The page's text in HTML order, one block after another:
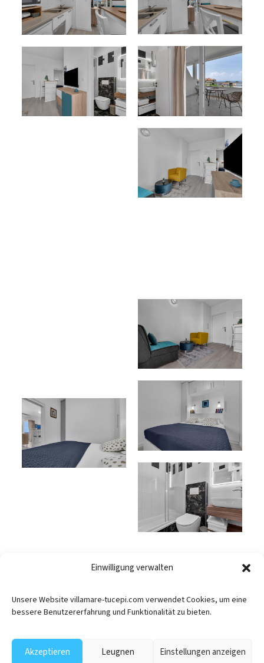
Einwilligung verwalten
Unsere Website villamare-tucepi.com verwendet Cookies, um eine
bessere Benutzererfahrung und Funktionalität zu bieten.
Akzeptieren Leugnen Einstellungen anzeigen
JETZT BUCHEN